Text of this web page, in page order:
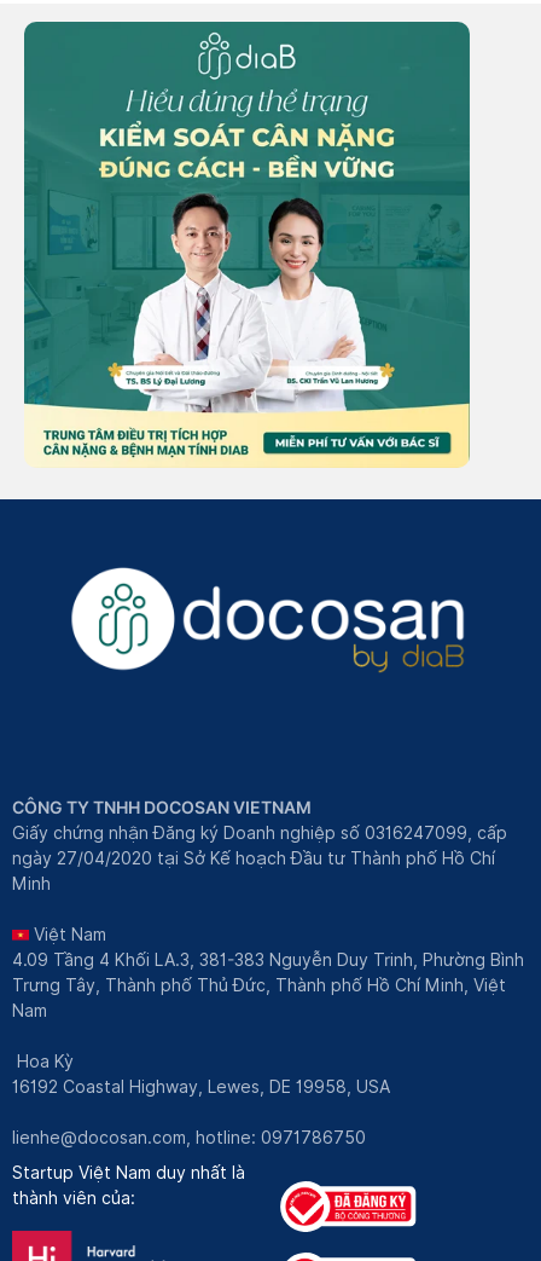
CÔNG TY TNHH DOCOSAN VIETNAM
Giấy chứng nhận Đăng ký Doanh nghiệp số 0316247099, cấp
ngày 27/04/2020 tại Sở Kế hoạch Đầu tư Thành phố Hồ Chí
Minh
Việt Nam
4.09 Tầng 4 Khối LA.3, 381-383 Nguyễn Duy Trinh, Phường Bình
Trưng Tây, Thành phố Thủ Đức, Thành phố Hồ Chí Minh, Việt
Nam
Hoa Kỳ
16192 Coastal Highway, Lewes, DE 19958, USA
lienhe@docosan.com, hotline: 0971786750
Startup Việt Nam duy nhất là
thành viên của: